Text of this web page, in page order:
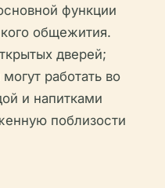
функции
общежития.
дверей;
работать во
и напитками
поблизости